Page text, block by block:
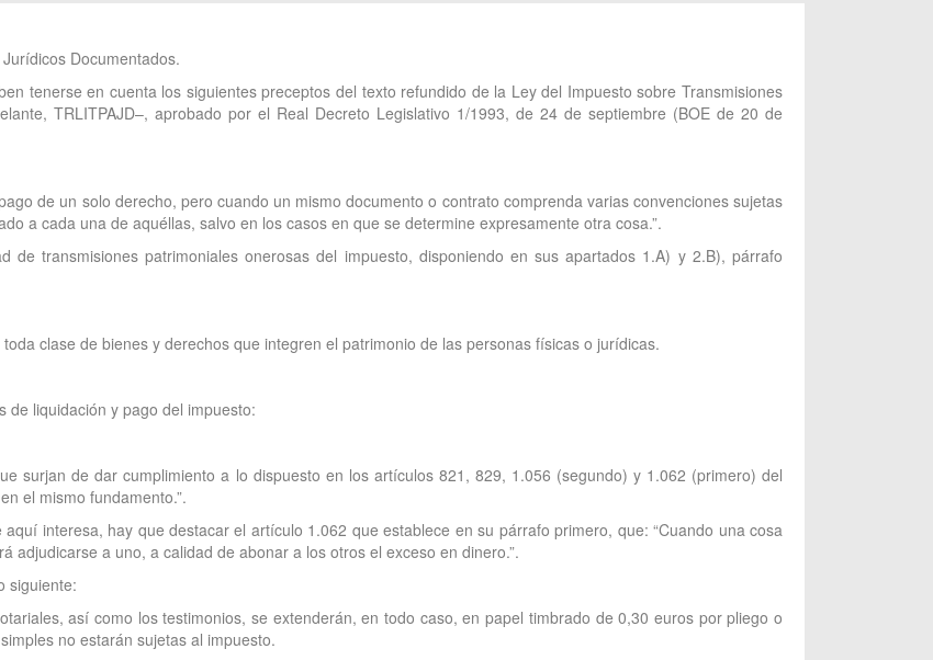
Documentados.
tenerse en cuenta los siguientes preceptos del texto refundido de la Ley del Impuesto sobre Transmisiones
TRLITPAJD–, aprobado por el Real Decreto Legislativo 1/1993, de 24 de septiembre (BOE de 20 de
de un solo derecho, pero cuando un mismo documento o contrato comprenda varias convenciones sujetas
a cada una de aquéllas, salvo en los casos en que se determine expresamente otra cosa.”.
transmisiones patrimoniales onerosas del impuesto, disponiendo en sus apartados 1.A) y 2.B), párrafo
clase de bienes y derechos que integren el patrimonio de las personas físicas o jurídicas.
de liquidación y pago del impuesto:
surjan de dar cumplimiento a lo dispuesto en los artículos 821, 829, 1.056 (segundo) y 1.062 (primero) del
el mismo fundamento.”.
interesa, hay que destacar el artículo 1.062 que establece en su párrafo primero, que: “Cuando una cosa
adjudicarse a uno, a calidad de abonar a los otros el exceso en dinero.”.
siguiente:
así como los testimonios, se extenderán, en todo caso, en papel timbrado de 0,30 euros por pliego o
no estarán sujetas al impuesto.